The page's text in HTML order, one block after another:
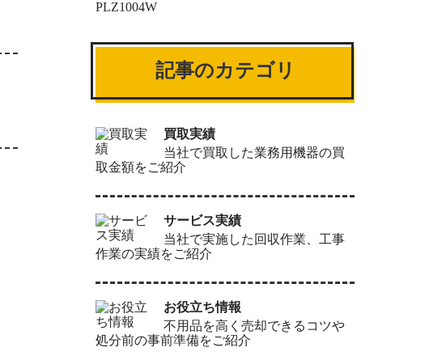
記事のカテゴリ
買取実績
当社で買取した業務用機器の買
取金額をご紹介
サービス実績
当社で実施した回収作業、工事
作業の実績をご紹介
お役立ち情報
不用品を高く売却できるコツや
処分前の事前準備をご紹介